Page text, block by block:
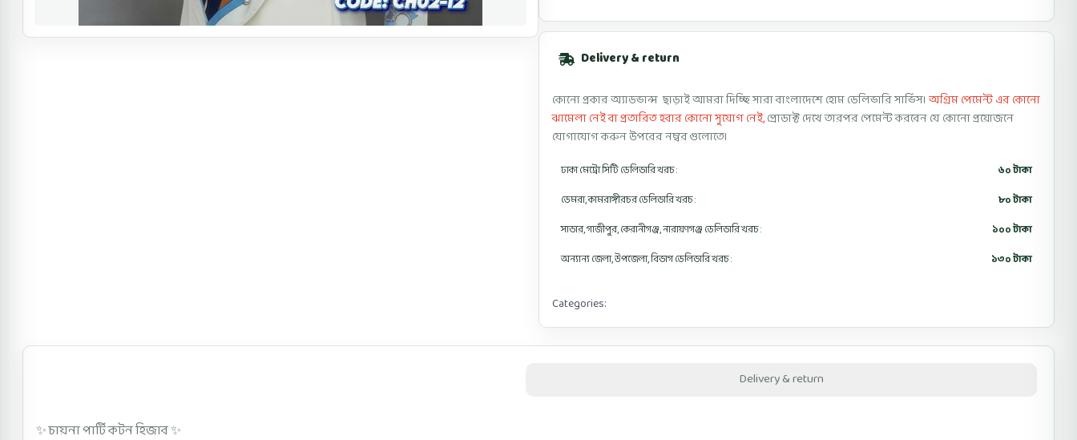
Delivery & return
কোনো প্রকার অ্যাডভান্স ছাড়াই আমরা দিচ্ছি সারা বাংলাদেশে হোম ডেলিভারি সার্ভিস। অগ্রিম পেমেন্ট এর কোনো
ঝামেলা নেই বা প্রতারিত হবার কোনো সুযোগ নেই,প্রোডাক্ট দেখে তারপর পেমেন্ট করবেন যে কোনো প্রয়োজনে
যোগাযোগ করুন উপরের নম্বর গুলোতে।
ঢাকা মেট্রো সিটি ডেলিভারি খরচ :
৬০ টাকা
ডেমরা, কামরাঙ্গীরচর ডেলিভারি খরচ :
৮০ টাকা
সাভার, গাজীপুর, কেরানীগঞ্জ, নারায়ণগঞ্জ ডেলিভারি খরচ :
১০০ টাকা
অন্যান্য জেলা, উপজেলা, বিভাগ ডেলিভারি খরচ :
১৩০ টাকা
Categories:
Delivery & return
✨ চায়না পার্টি কটন হিজাব ✨